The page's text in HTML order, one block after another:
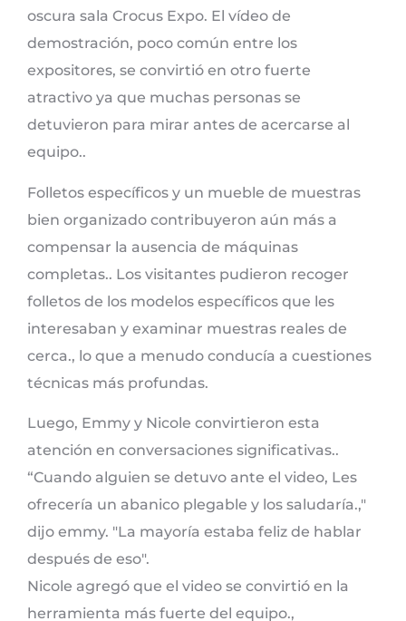
oscura sala Crocus Expo. El vídeo de
demostración, poco común entre los
expositores, se convirtió en otro fuerte
atractivo ya que muchas personas se
detuvieron para mirar antes de acercarse al
equipo..
Folletos específicos y un mueble de muestras
bien organizado contribuyeron aún más a
compensar la ausencia de máquinas
completas.. Los visitantes pudieron recoger
folletos de los modelos específicos que les
interesaban y examinar muestras reales de
cerca., lo que a menudo conducía a cuestiones
técnicas más profundas.
Luego, Emmy y Nicole convirtieron esta
atención en conversaciones significativas..
“Cuando alguien se detuvo ante el video, Les
ofrecería un abanico plegable y los saludaría.,"
dijo emmy. "La mayoría estaba feliz de hablar
después de eso".
Nicole agregó que el video se convirtió en la
herramienta más fuerte del equipo.,